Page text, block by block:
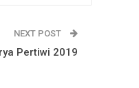
NEXT POST
Pertiwi 2019